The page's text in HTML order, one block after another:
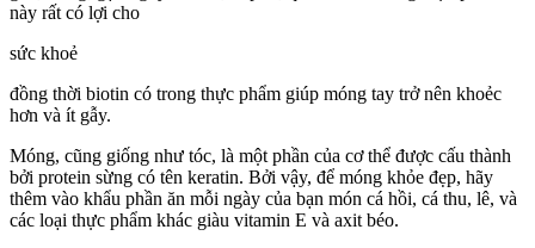
này rất có lợi cho
sức khoẻ
đồng thời biotin có trong thực phẩm giúp móng tay trở nên khoẻc
hơn và ít gẫy.
Móng, cũng giống như tóc, là một phần của cơ thể được cấu thành
bởi protein sừng có tên keratin. Bởi vậy, để móng khỏe đẹp, hãy
thêm vào khẩu phần ăn mỗi ngày của bạn món cá hồi, cá thu, lê, và
các loại thực phẩm khác giàu vitamin E và axit béo.